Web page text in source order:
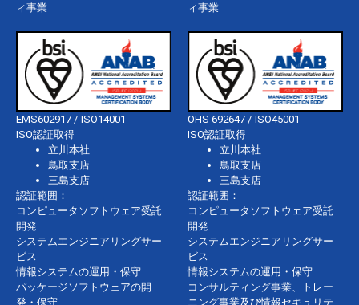
ィ事業
ィ事業
EMS602917 / ISO14001
ISO認証取得
立川本社
鳥取支店
三島支店
認証範囲：
コンピュータソフトウェア受託
開発
システムエンジニアリングサー
ビス
情報システムの運用・保守
パッケージソフトウェアの開
発・保守
OHS 692647 / ISO45001
ISO認証取得
立川本社
鳥取支店
三島支店
認証範囲：
コンピュータソフトウェア受託
開発
システムエンジニアリングサー
ビス
情報システムの運用・保守
コンサルティング事業、トレー
ニング事業及び情報セキュリテ